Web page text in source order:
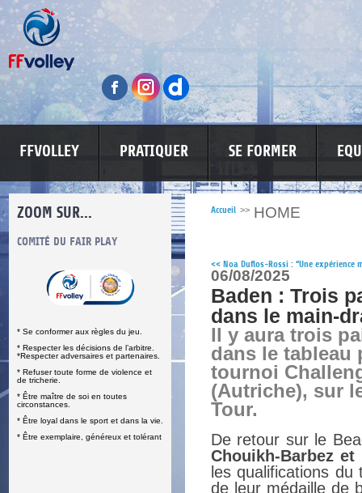
FFVOLLEY PRATIQUER SE FORMER
ZOOM SUR...
COMITÉ DU FAIR PLAY
* Se conformer aux règles du jeu.
* Respecter les décisions de l’arbitre.
*Respecter adversaires et partenaires.
* Refuser toute forme de violence et
de tricherie.
* Être maître de soi en toutes
circonstances.
* Être loyal dans le sport et dans la vie.
* Être exemplaire, généreux et tolérant
LUTTE CONTRE LES VIOLENCES
Accueil >> HOME
<< Noa Duflos-Rossi : “Une expérience
06/08/2025
Baden : Trois
dans le main-
Il y aura trois
dans le tableau
tournoi
(Autriche), sur
Tour.
De retour sur le
Chouikh-Barbez et
les qualifications
de leur médaille de